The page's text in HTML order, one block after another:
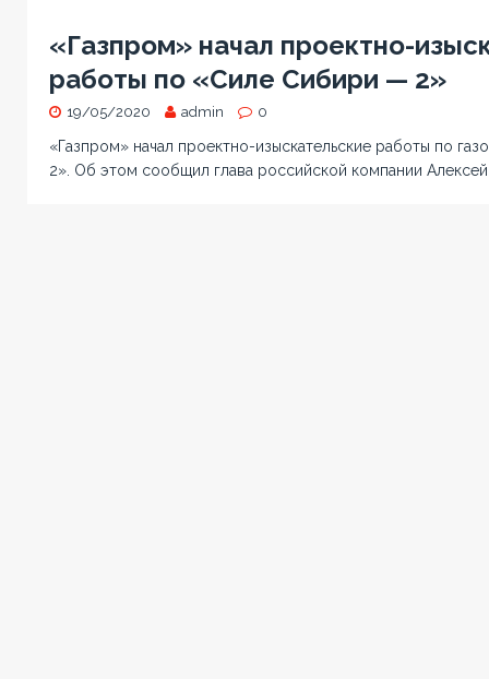
«Газпром» начал проектно-
работы по «Силе Сибири — 2»
19/05/2020 admin 0
«Газпром» начал проектно-изыскательские работы по
2». Об этом сообщил глава российской компании